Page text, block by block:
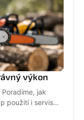
výkon
jak
použití i servis